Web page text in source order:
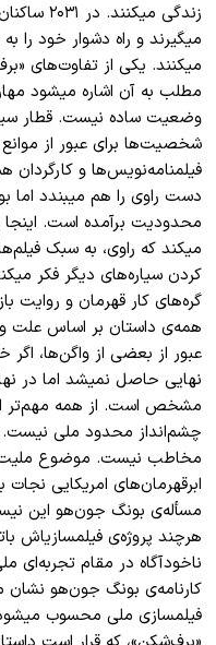
زندگی میکنند. در ۲۰۳۱ ساکنان بخش
میگیرند و راه دشوار خود را
میکنند. یکی از تفاوت‌های
مطلب به آن اشاره میشود
وضعیت ساده نیست. قطار
شخصیتها برای عبور از
فیلمنامهنویسها و
دست راوی را هم میبندد اما
محدودیت برآمده است.
میکند که راوی، به سبک فیلم
کردن سیارههای دیگر فکر
گرههای کار قهرمان و روایت
همهی داستان بر اساس علت
عبور از بعضی از واگنها، اگر
نهایی حاصل نمیشد اما در
مشخص است. از همه مهمتر
چشمانداز محدود ملی
مخاطب نیست. موضوع ملیت
ابرقهرمانهای امریکایی نجات
مسألهی بونگ جونهو این
هرچند پروژهی فیلمسازیاش
ناخودآگاه در مقام تجربهای
کارنامهی بونگ جونهو نشان
فیلمسازی ملی محسوب